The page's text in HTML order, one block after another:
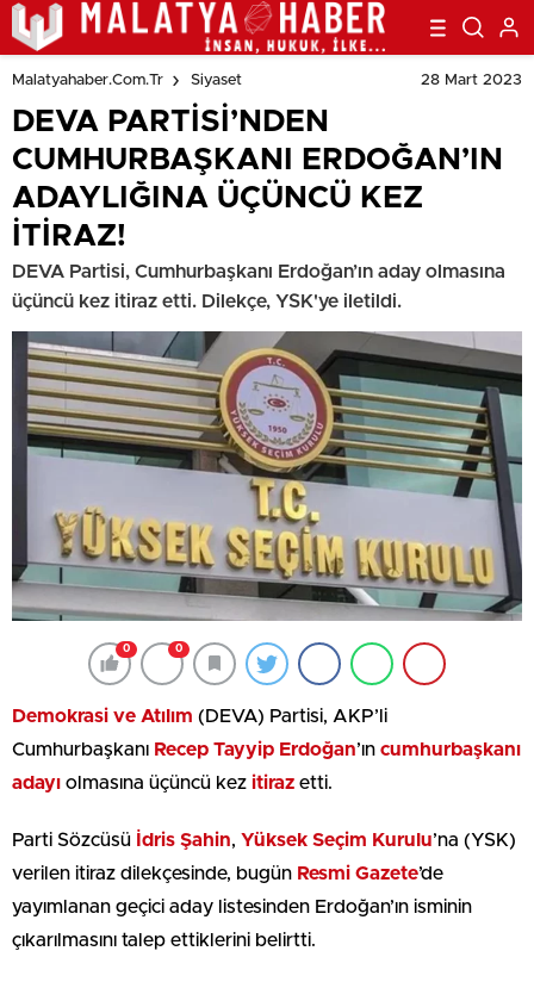
Malatyahaber.com.tr Siyaset 28 Mart 2023
DEVA PARTİSİ’NDEN
CUMHURBAŞKANI ERDOĞAN’IN
ADAYLIĞINA ÜÇÜNCÜ KEZ
İTİRAZ!
DEVA Partisi, Cumhurbaşkanı Erdoğan’ın aday olmasına
üçüncü kez itiraz etti. Dilekçe, YSK'ye iletildi.
0 0
Demokrasi ve Atılım (DEVA) Partisi, AKP’li
Cumhurbaşkanı Recep Tayyip Erdoğan’ın cumhurbaşkanı
adayı olmasına üçüncü kez itiraz etti.
Parti Sözcüsü İdris Şahin, Yüksek Seçim Kurulu’na (YSK)
verilen itiraz dilekçesinde, bugün Resmi Gazete’de
yayımlanan geçici aday listesinden Erdoğan’ın isminin
çıkarılmasını talep ettiklerini belirtti.